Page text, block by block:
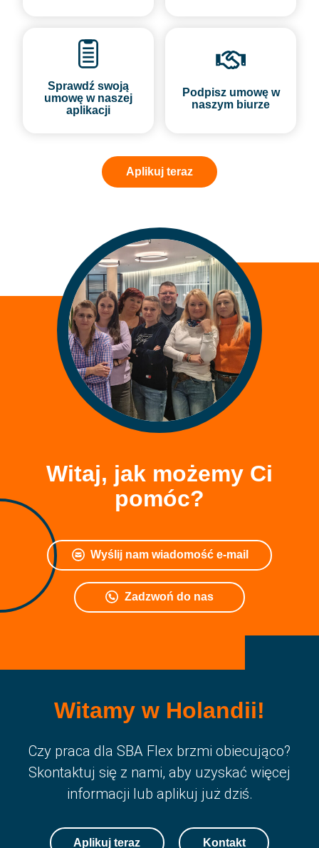
Sprawdź swoją
umowę w naszej
aplikacji
Podpisz umowę w
naszym biurze
Aplikuj teraz
Witaj, jak możemy Ci
pomóc?
Wyślij nam wiadomość e-mail
Zadzwoń do nas
Witamy w Holandii!
Czy praca dla SBA Flex brzmi obiecująco?
Skontaktuj się z nami, aby uzyskać więcej
informacji lub aplikuj już dziś.
Aplikuj teraz Kontakt